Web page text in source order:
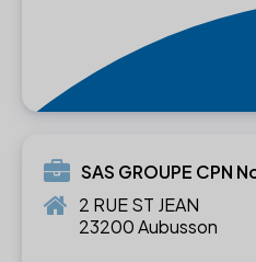
SAS GROUPE CPN
2 RUE ST JEAN
23200 Aubusson